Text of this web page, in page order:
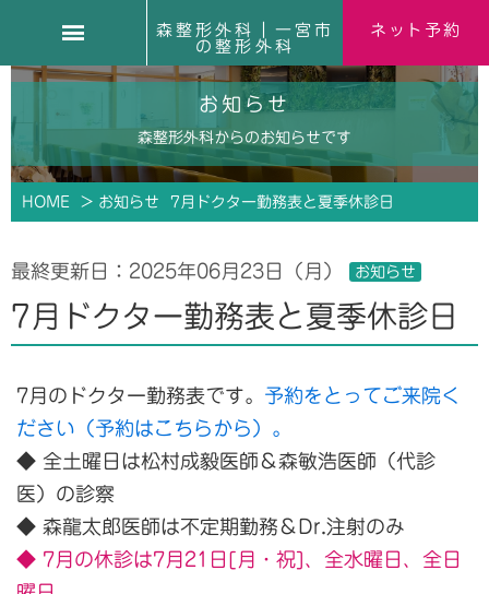
森整形外科｜一宮市
の整形外科
ネット予約
お知らせ
森整形外科からのお知らせです
HOME > お知らせ 7月ドクター勤務表と夏季休診日
最終更新日： 2025年06月23日（月） お知らせ
7月ドクター勤務表と夏季休診日
7月のドクター勤務表です。 予約をとってご来院く
ださい（予約はこちらから）。
◆ 全土曜日は松村成毅医師＆森敏浩医師（代診
医）の診察
◆ 森龍太郎医師は不定期勤務＆Dr.注射のみ
◆ 7月の休診は7月21日[月・祝]、全水曜日、全日